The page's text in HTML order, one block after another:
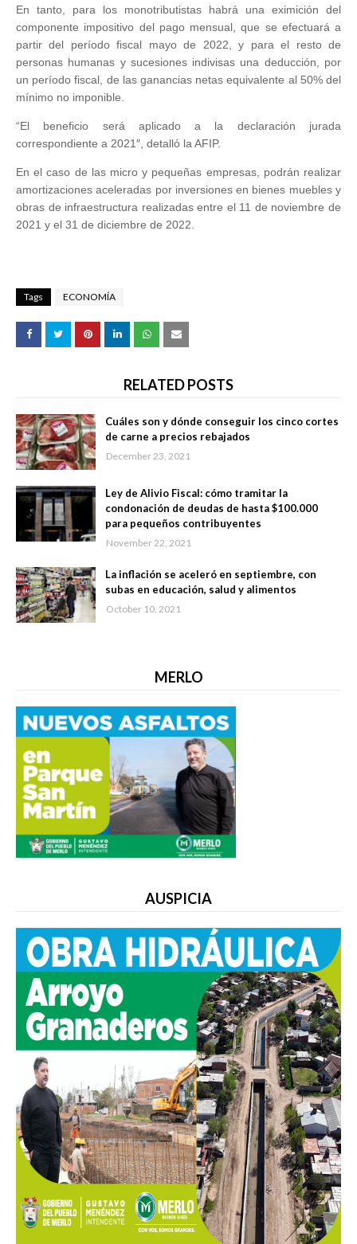
En tanto, para los monotributistas habrá una eximición del
componente impositivo del pago mensual, que se efectuará a
partir del período fiscal mayo de 2022, y para el resto de
personas humanas y sucesiones indivisas una deducción, por
un período fiscal, de las ganancias netas equivalente al 50% del
mínimo no imponible.
“El beneficio será aplicado a la declaración jurada
correspondiente a 2021″, detalló la AFIP.
En el caso de las micro y pequeñas empresas, podrán realizar
amortizaciones aceleradas por inversiones en bienes muebles y
obras de infraestructura realizadas entre el 11 de noviembre de
2021 y el 31 de diciembre de 2022.
Tags ECONOMÍA
RELATED POSTS
Cuáles son y dónde conseguir los cinco cortes
de carne a precios rebajados
December 23, 2021
Ley de Alivio Fiscal: cómo tramitar la
condonación de deudas de hasta $100.000
para pequeños contribuyentes
November 22, 2021
La inflación se aceleró en septiembre, con
subas en educación, salud y alimentos
October 10, 2021
MERLO
AUSPICIA